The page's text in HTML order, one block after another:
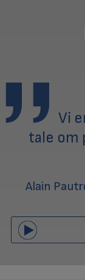
Vi
tale om
Alain